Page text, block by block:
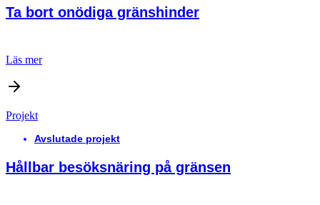
Ta bort onödiga gränshinder
Läs mer
Projekt
Avslutade projekt
Hållbar besöksnäring på gränsen